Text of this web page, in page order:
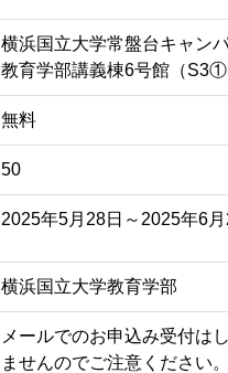
横浜国立大学常盤台キャン
教育学部講義棟6号館（S3①
無料
50
2025年5月28日～2025年6月
横浜国立大学教育学部
メールでのお申込み受付は
ませんのでご注意ください。